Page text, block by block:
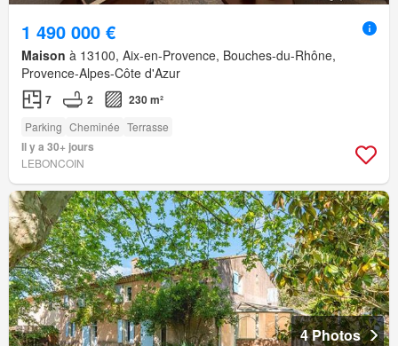
1 490 000 €
Maison à 13100, Aix-en-Provence, Bouches-du-Rhône,
Provence-Alpes-Côte d'Azur
7 2 230 m²
Parking Cheminée Terrasse
Il y a 30+ jours
LEBONCOIN
4 Photos